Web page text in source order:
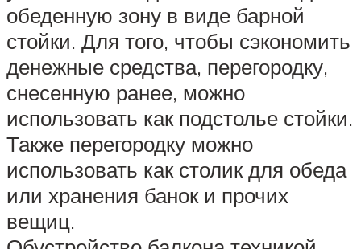
обеденную зону в виде барной
стойки. Для того, чтобы сэкономить
денежные средства, перегородку,
снесенную ранее, можно
использовать как подстолье стойки.
Также перегородку можно
использовать как столик для обеда
или хранения банок и прочих
вещиц.